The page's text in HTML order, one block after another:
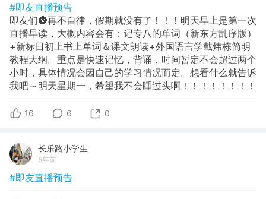
#即友直播预告
即友们🌚再不自律，假期就没有了！！！明天早上是第一次
直播早读，大概内容会有：记专八的单词（新东方乱序版）
+新标日初上书上单词＆课文朗读+外国语言学戴炜栋简明
教程大纲。重点是快速记忆，背诵，时间暂定不会超过两个
小时，具体情况会因自己的学习情况而定。想看什么就告诉
我吧～明天星期一，希望我不会睡过头啊！！！！！！！！
16 6 0
长乐路小学生
5年前
#即友直播预告